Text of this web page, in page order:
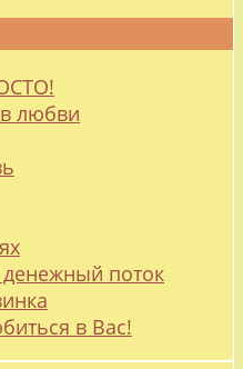
любви
денежный поток
в Вас!